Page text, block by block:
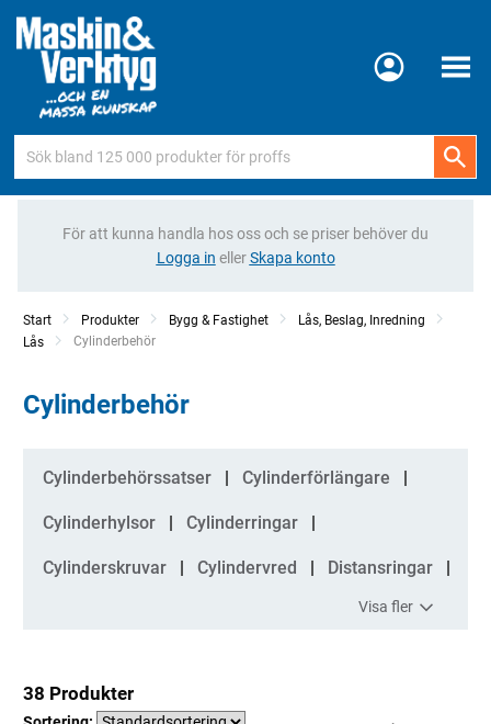
Meny
För att kunna handla hos oss och se priser behöver du
Logga in ellerSkapa konto
Start Produkter Bygg & Fastighet
Lås, Beslag, Inredning
Lås
Current:
Cylinderbehör
Cylinderbehör
Kategorier
Cylinderbehörssatser Cylinderförlängare
Cylinderhylsor Cylinderringar
Cylinderskruvar Cylindervred Distansringar
Visa fler
38 Produkter